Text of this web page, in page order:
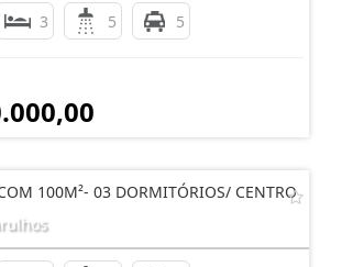
3 5 5
100M²- 03 DORMITÓRIOS/ CENTRO